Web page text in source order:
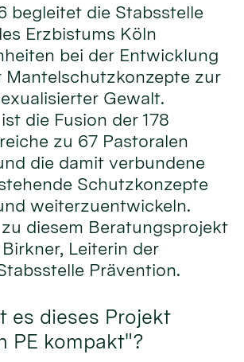
begleitet die Stabsstelle
Erzbistums Köln
bei der Entwicklung
Mantelschutzkonzepte zur
Gewalt.
die Fusion der 178
zu 67 Pastoralen
die damit verbundene
Schutzkonzepte
weiterzuentwickeln.
diesem Beratungsprojekt
Leiterin der
Prävention.
es dieses Projekt
PE kompakt"?